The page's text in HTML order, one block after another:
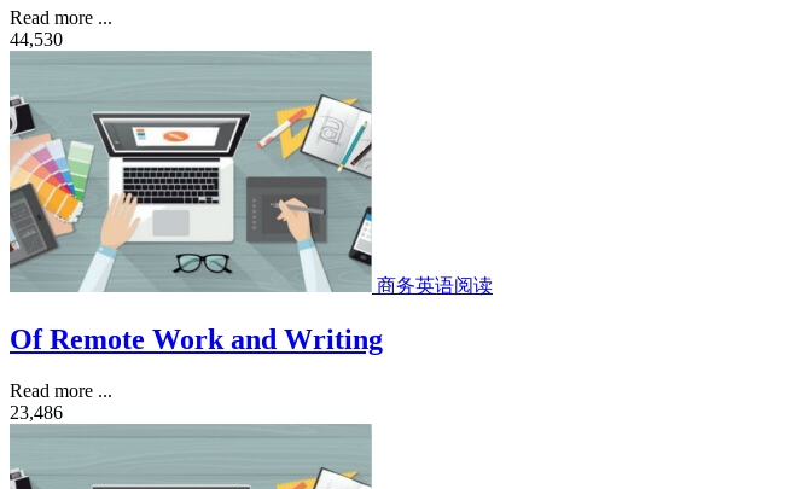
Read more ...
44,530
商务英语阅读
Of Remote Work and Writing
Read more ...
23,486